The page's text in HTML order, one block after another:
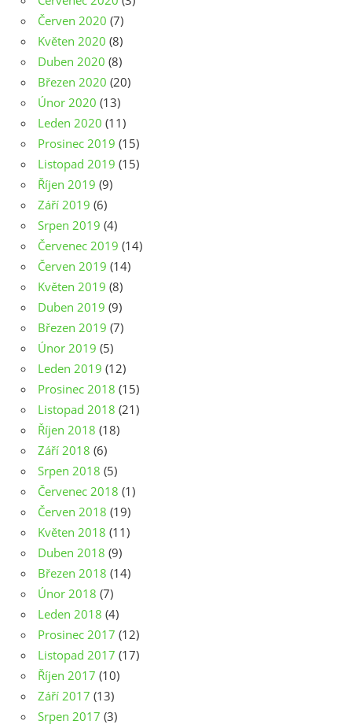
Červen 2020 (7)
Květen 2020 (8)
Duben 2020 (8)
Březen 2020 (20)
Únor 2020 (13)
Leden 2020 (11)
Prosinec 2019 (15)
Listopad 2019 (15)
Říjen 2019 (9)
Září 2019 (6)
Srpen 2019 (4)
Červenec 2019 (14)
Červen 2019 (14)
Květen 2019 (8)
Duben 2019 (9)
Březen 2019 (7)
Únor 2019 (5)
Leden 2019 (12)
Prosinec 2018 (15)
Listopad 2018 (21)
Říjen 2018 (18)
Září 2018 (6)
Srpen 2018 (5)
Červenec 2018 (1)
Červen 2018 (19)
Květen 2018 (11)
Duben 2018 (9)
Březen 2018 (14)
Únor 2018 (7)
Leden 2018 (4)
Prosinec 2017 (12)
Listopad 2017 (17)
Říjen 2017 (10)
Září 2017 (13)
Srpen 2017 (3)